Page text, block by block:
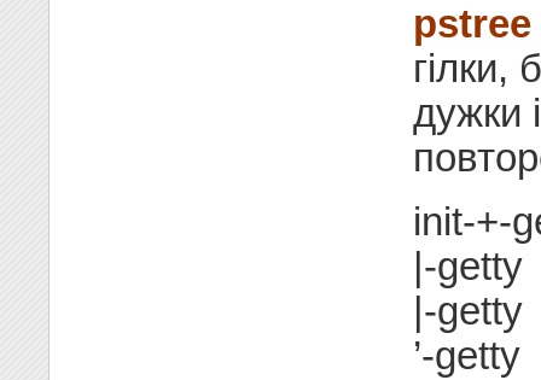
pstree
гілки,
дужки
init-+-
|-getty
|-getty
’-getty